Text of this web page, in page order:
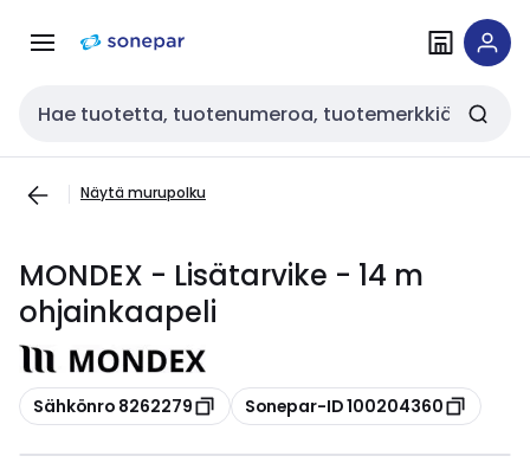
navigointiinsisältöön
Haku
Näytä murupolku
MONDEX - Lisätarvike - 14 m
ohjainkaapeli
Kopioi
Sähkönro 8262279 Kopioi
Sonepar-ID 100204360